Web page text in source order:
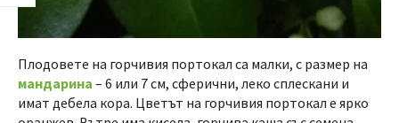
Плодовете на горчивия портокал са малки, с размер на
мандарина – 6 или 7 см, сферични, леко сплескани и
имат дебела кора. Цветът на горчивия портокал е ярко